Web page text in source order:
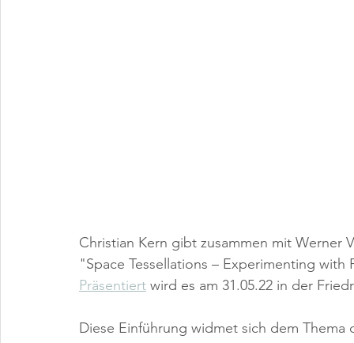
Christian Kern gibt zusammen mit Werner
"Space Tessellations – Experimenting
Präsentiert wird es am 31.05.22 in der
Diese Einführung widmet sich dem